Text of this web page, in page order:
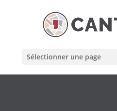
Sélectionner une page